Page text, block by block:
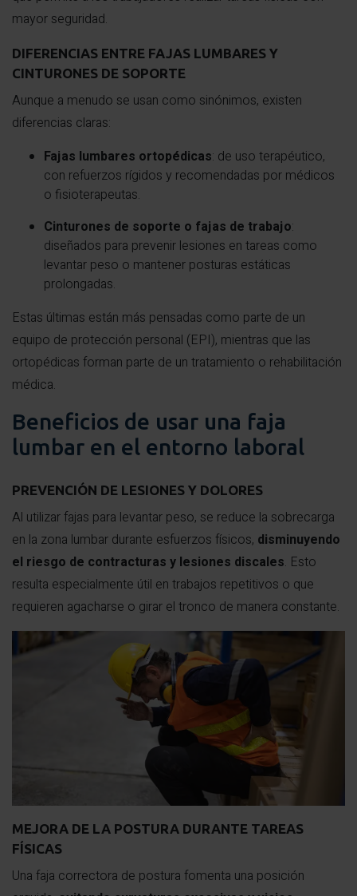
mayor seguridad.
DIFERENCIAS ENTRE FAJAS LUMBARES Y
CINTURONES DE SOPORTE
Aunque a menudo se usan como sinónimos, existen
diferencias claras:
Fajas lumbares ortopédicas: de uso terapéutico,
con refuerzos rígidos y recomendadas por médicos
o fisioterapeutas.
Cinturones de soporte o fajas de trabajo:
diseñados para prevenir lesiones en tareas como
levantar peso o mantener posturas estáticas
prolongadas.
Estas últimas están más pensadas como parte de un
equipo de protección personal (EPI), mientras que las
ortopédicas forman parte de un tratamiento o rehabilitación
médica.
Beneficios de usar una faja
lumbar en el entorno laboral
PREVENCIÓN DE LESIONES Y DOLORES
Al utilizar fajas para levantar peso, se reduce la sobrecarga
en la zona lumbar durante esfuerzos físicos, disminuyendo
el riesgo de contracturas y lesiones discales. Esto
resulta especialmente útil en trabajos repetitivos o que
requieren agacharse o girar el tronco de manera constante.
MEJORA DE LA POSTURA DURANTE TAREAS
FÍSICAS
Una faja correctora de postura fomenta una posición